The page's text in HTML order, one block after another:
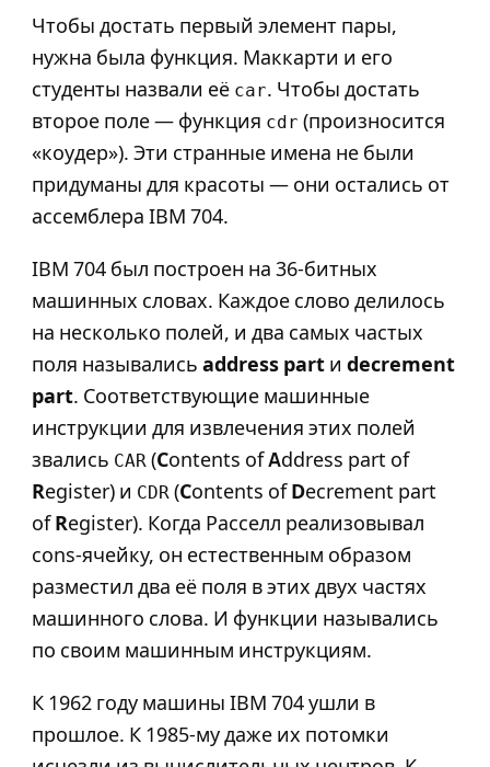
Чтобы достать первый элемент пары,
нужна была функция. Маккарти и его
студенты назвали её car. Чтобы достать
второе поле — функция cdr (произносится
«коудер»). Эти странные имена не были
придуманы для красоты — они остались от
ассемблера IBM 704.
IBM 704 был построен на 36-битных
машинных словах. Каждое слово делилось
на несколько полей, и два самых частых
поля называлисьaddress part иdecrement
part. Соответствующие машинные
инструкции для извлечения этих полей
звались CAR (Contents ofAddress part of
Register) и CDR (Contents ofDecrement part
ofRegister). Когда Расселл реализовывал
cons-ячейку, он естественным образом
разместил два её поля в этих двух частях
машинного слова. И функции назывались
по своим машинным инструкциям.
К 1962 году машины IBM 704 ушли в
прошлое. К 1985-му даже их потомки